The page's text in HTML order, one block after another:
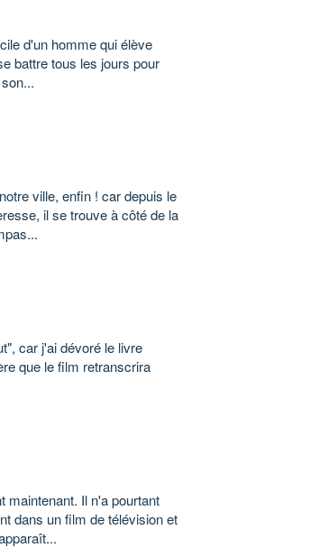
d'un homme qui élève
battre tous les jours pour
ville, enfin ! car depuis le
il se trouve à côté de la
car j'ai dévoré le livre
que le film retranscrira
maintenant. Il n'a pourtant
dans un film de télévision et